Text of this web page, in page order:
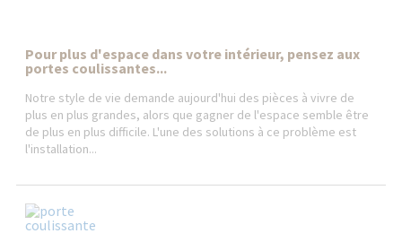
Pour plus d'espace dans votre intérieur, pensez aux
portes coulissantes...
Notre style de vie demande aujourd'hui des pièces à vivre de
plus en plus grandes, alors que gagner de l'espace semble être
de plus en plus difficile. L'une des solutions à ce problème est
l'installation...